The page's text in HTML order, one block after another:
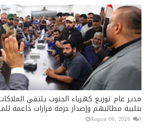
مدير عام توزيع كهرباء الجنوب يلتقي
بتلبية مطالبهم وإصدار حزمة قرارات داعمة
August 06, 2026 0